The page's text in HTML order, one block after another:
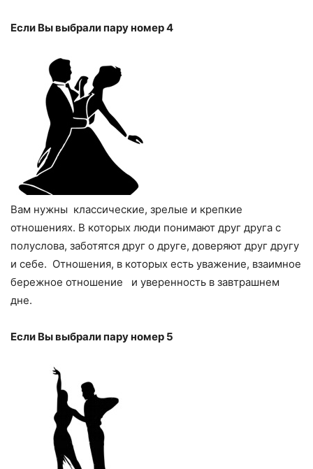
Если Вы выбрали пару номер 4
Вам нужны классические, зрелые и крепкие
отношениях. В которых люди понимают друг друга с
полуслова, заботятся друг о друге, доверяют друг другу
и себе. Отношения, в которых есть уважение, взаимное
бережное отношение и уверенность в завтрашнем
дне.
Если Вы выбрали пару номер 5